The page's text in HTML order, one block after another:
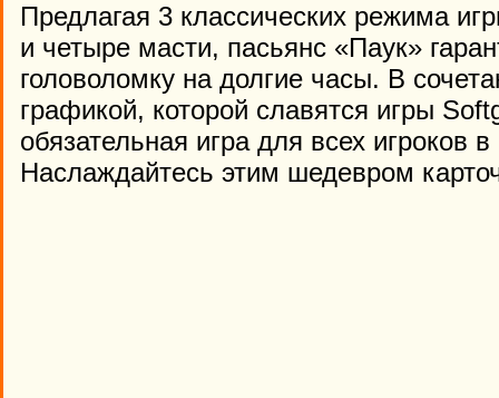
Предлагая 3 классических режима
и четыре масти, пасьянс «Паук»
головоломку на долгие часы. В
графикой, которой славятся игры
обязательная игра для всех игроков
Наслаждайтесь этим шедевром